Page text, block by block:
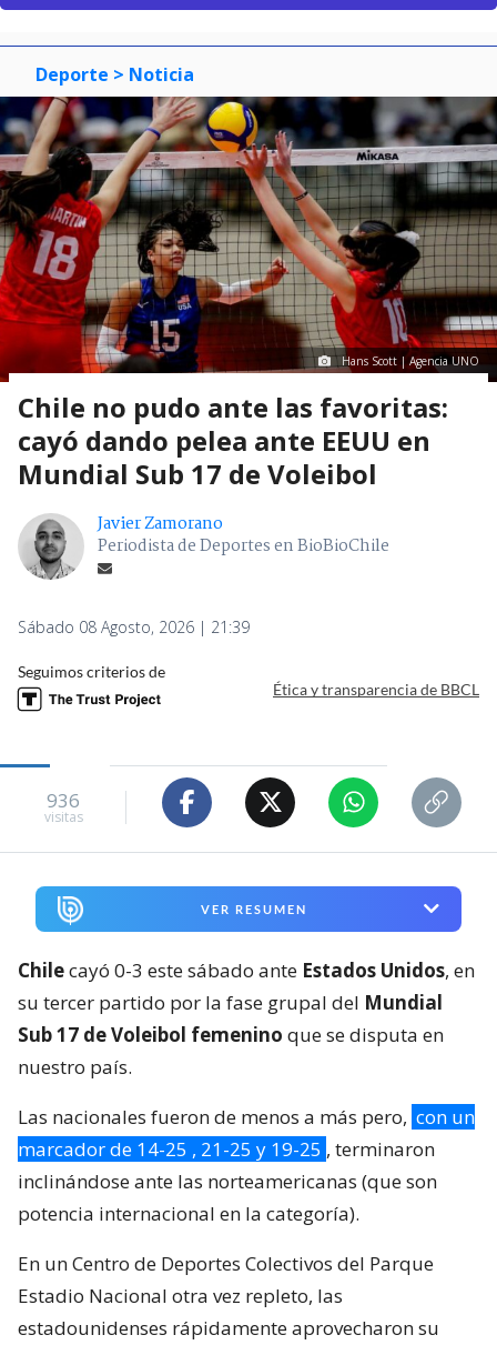
Deporte > Noticia
Hans Scott | Agencia UNO
Chile no pudo ante las favoritas:
cayó dando pelea ante EEUU en
Mundial Sub 17 de Voleibol
Javier Zamorano
Periodista de Deportes en BioBioChile
Sábado 08 Agosto, 2026 | 21:39
Seguimos criterios de
Ética y transparencia de BBCL
936
visitas
VER RESUMEN
Chilecayó 0-3 este sábado ante Estados Unidos, en
su tercer partido por la fase grupal del Mundial
Sub 17 de Voleibol femenino que se disputa en
nuestro país.
Las nacionales fueron de menos a más pero, con un
marcador de 14-25 , 21-25 y 19-25 , terminaron
inclinándose ante las norteamericanas (que son
potencia internacional en la categoría).
En un Centro de Deportes Colectivos del Parque
Estadio Nacional otra vez repleto, las
estadounidenses rápidamente aprovecharon su